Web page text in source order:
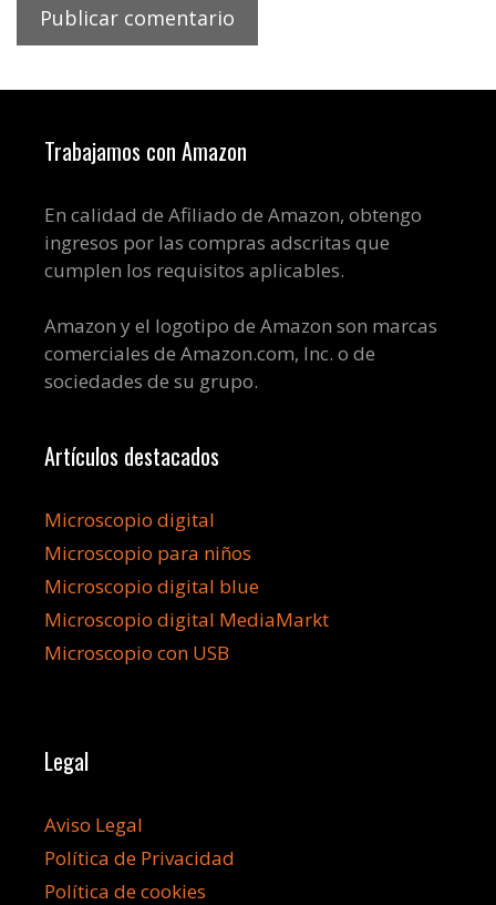
Trabajamos con Amazon
En calidad de Afiliado de Amazon, obtengo
ingresos por las compras adscritas que
cumplen los requisitos aplicables.
Amazon y el logotipo de Amazon son marcas
comerciales de Amazon.com, Inc. o de
sociedades de su grupo.
Artículos destacados
Microscopio digital
Microscopio para niños
Microscopio digital blue
Microscopio digital MediaMarkt
Microscopio con USB
Legal
Aviso Legal
Política de Privacidad
Política de cookies